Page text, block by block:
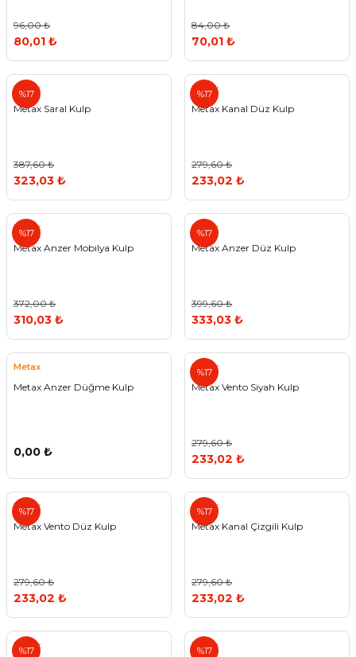
96,00 ₺
80,01 ₺
84,00 ₺
70,01 ₺
%17
Metax
Metax Saral Kulp
387,60 ₺
323,03 ₺
%17
Metax
Metax Kanal Düz Kulp
279,60 ₺
233,02 ₺
%17
Metax
Metax Anzer Mobilya Kulp
372,00 ₺
310,03 ₺
%17
Metax
Metax Anzer Düz Kulp
399,60 ₺
333,03 ₺
Metax
Metax Anzer Düğme Kulp
0,00 ₺
%17
Metax
Metax Vento Siyah Kulp
279,60 ₺
233,02 ₺
%17
Metax
Metax Vento Düz Kulp
279,60 ₺
233,02 ₺
%17
Metax
Metax Kanal Çizgili Kulp
279,60 ₺
233,02 ₺
%17
Metax %17
Metax